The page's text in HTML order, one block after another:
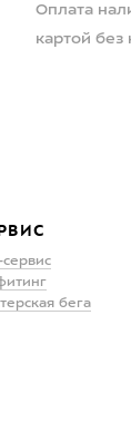
Оплата
картой без
бега